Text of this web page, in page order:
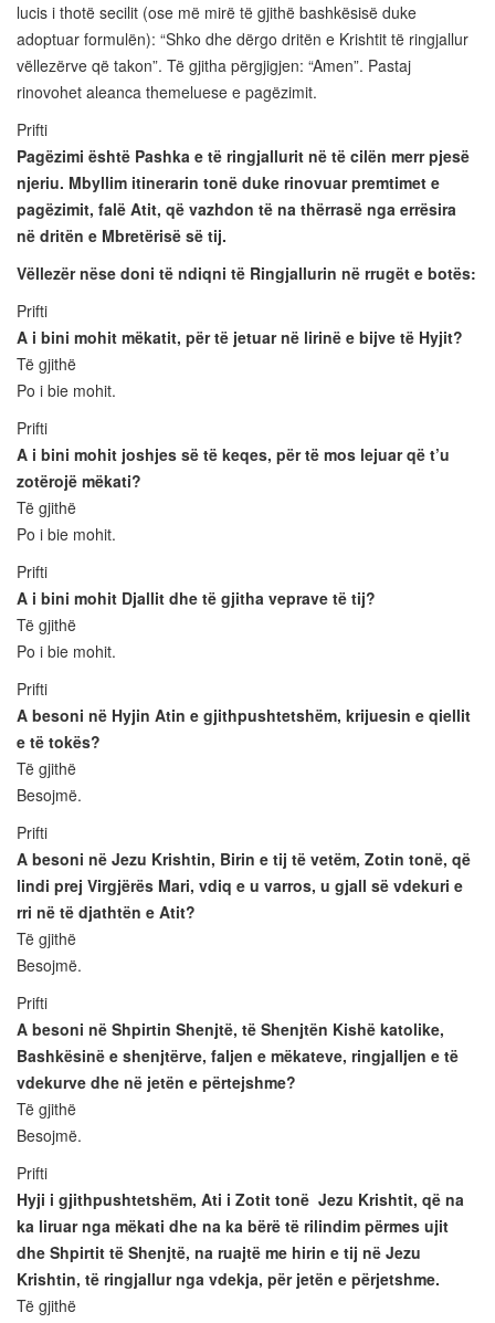
lucis i thotë secilit (ose më mirë të gjithë bashkësisë duke
adoptuar formulën): “Shko dhe dërgo dritën e Krishtit të ringjallur
vëllezërve që takon”. Të gjitha përgjigjen: “Amen”. Pastaj
rinovohet aleanca themeluese e pagëzimit.
Prifti
Pagëzimi është Pashka e të ringjallurit në të cilën merr pjesë
njeriu. Mbyllim itinerarin tonë duke rinovuar premtimet e
pagëzimit, falë Atit, që vazhdon të na thërrasë nga errësira
në dritën e Mbretërisë së tij.
Vëllezër nëse doni të ndiqni të Ringjallurin në rrugët e botës:
Prifti
A i bini mohit mëkatit, për të jetuar në lirinë e bijve të Hyjit?
Të gjithë
Po i bie mohit.
Prifti
A i bini mohit joshjes së të keqes, për të mos lejuar që t’u
zotërojë mëkati?
Të gjithë
Po i bie mohit.
Prifti
A i bini mohit Djallit dhe të gjitha veprave të tij?
Të gjithë
Po i bie mohit.
Prifti
A besoni në Hyjin Atin e gjithpushtetshëm, krijuesin e qiellit
e të tokës?
Të gjithë
Besojmë.
Prifti
A besoni në Jezu Krishtin, Birin e tij të vetëm, Zotin tonë, që
lindi prej Virgjërës Mari, vdiq e u varros, u gjall së vdekuri e
rri në të djathtën e Atit?
Të gjithë
Besojmë.
Prifti
A besoni në Shpirtin Shenjtë, të Shenjtën Kishë katolike,
Bashkësinë e shenjtërve, faljen e mëkateve, ringjalljen e të
vdekurve dhe në jetën e përtejshme?
Të gjithë
Besojmë.
Prifti
Hyji i gjithpushtetshëm, Ati i Zotit tonë Jezu Krishtit, që na
ka liruar nga mëkati dhe na ka bërë të rilindim përmes ujit
dhe Shpirtit të Shenjtë, na ruajtë me hirin e tij në Jezu
Krishtin, të ringjallur nga vdekja, për jetën e përjetshme.
Të gjithë